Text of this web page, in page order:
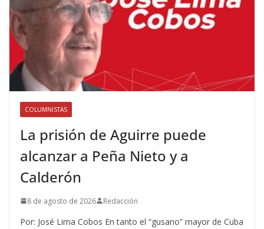
COLUMNISTAS
La prisión de Aguirre puede
alcanzar a Peña Nieto y a
Calderón
8 de agosto de 2026 Redacción
Por: José Lima Cobos En tanto el “gusano” mayor de Cuba